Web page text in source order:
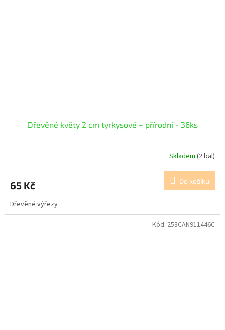
Dřevěné květy 2 cm tyrkysové + přírodní - 36ks
Skladem (2 bal)
65 Kč Do košíku
Dřevěné výřezy
Kód: 253CAN911446C